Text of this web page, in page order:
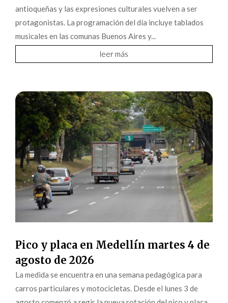
antioqueñas y las expresiones culturales vuelven a ser
protagonistas. La programación del día incluye tablados
musicales en las comunas Buenos Aires y...
leer más
Pico y placa en Medellín martes 4 de
agosto de 2026
La medida se encuentra en una semana pedagógica para
carros particulares y motocicletas. Desde el lunes 3 de